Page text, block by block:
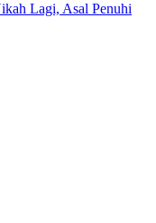
Lagi, Asal Penuhi